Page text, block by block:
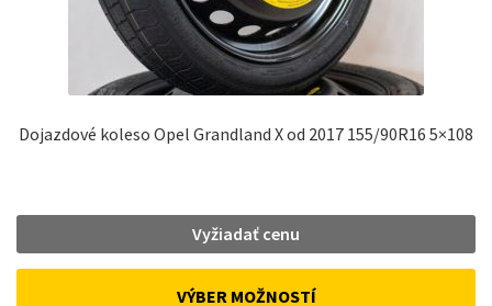
Dojazdové koleso Opel Grandland X od 2017 155/90R16 5×108
Vyžiadať cenu
VÝBER MOŽNOSTÍ